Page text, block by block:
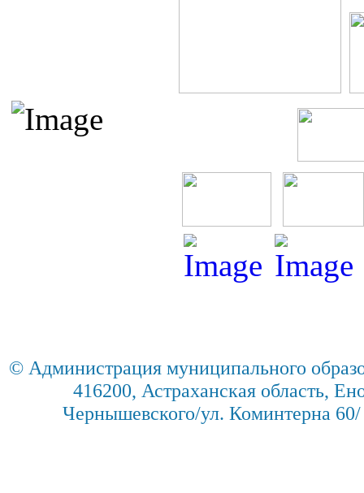
© Администрация муниципального
416200, Астраханская область,
Чернышевского/ул. Коминтерна